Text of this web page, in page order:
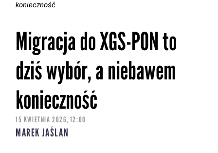
konieczność
Migracja do XGS-PON to
dziś wybór, a niebawem
konieczność
15 KWIETNIA 2026, 12:00
MAREK JAŚLAN